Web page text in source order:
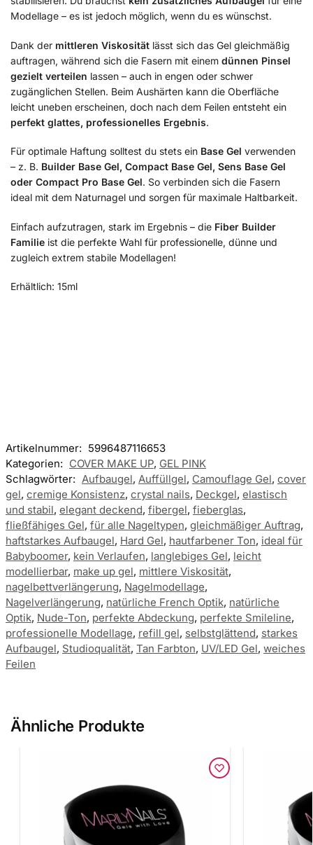
Modellage – es ist jedoch möglich, wenn du es wünschst.
Dank der mittleren Viskosität lässt sich das Gel gleichmäßig
auftragen, während sich die Fasern mit einem dünnen Pinsel
gezielt verteilen lassen – auch in engen oder schwer
zugänglichen Stellen. Beim Aushärten kann die Oberfläche
leicht uneben erscheinen, doch nach dem Feilen entsteht ein
perfekt glattes, professionelles Ergebnis.
Für optimale Haftung solltest du stets ein Base Gel verwenden
– z. B. Builder Base Gel, Compact Base Gel, Sens Base Gel
oder Compact Pro Base Gel. So verbinden sich die Fasern
ideal mit dem Naturnagel und sorgen für maximale Haltbarkeit.
Einfach aufzutragen, stark im Ergebnis – die Fiber Builder
Familie ist die perfekte Wahl für professionelle, dünne und
zugleich extrem stabile Modellagen!
Erhältlich: 15ml
Artikelnummer: 5996487116653
Kategorien: COVER MAKE UP, GEL PINK
Schlagwörter: Aufbaugel, Auffüllgel, Camouflage Gel, cover
gel, cremige Konsistenz, crystal nails, Deckgel, elastisch
und stabil, elegant deckend, fibergel, fieberglas,
fließfähiges Gel, für alle Nageltypen, gleichmäßiger Auftrag,
haftstarkes Aufbaugel, Hard Gel, hautfarbener Ton, ideal für
Babyboomer, kein Verlaufen, langlebiges Gel, leicht
modellierbar, make up gel, mittlere Viskosität,
nagelbettverlängerung, Nagelmodellage,
Nagelverlängerung, natürliche French Optik, natürliche
Optik, Nude-Ton, perfekte Abdeckung, perfekte Smileline,
professionelle Modellage, refill gel, selbstglättend, starkes
Aufbaugel, Studioqualität, Tan Farbton, UV/LED Gel, weiches
Feilen
Ähnliche Produkte